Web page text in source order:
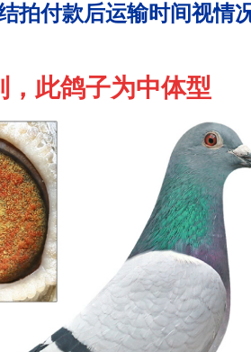
拍付款后运输时间视情
，此鸽子为中体型